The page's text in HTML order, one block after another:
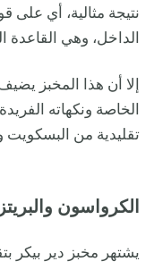
نتيجة مثالية، أي
الداخل، وهي القاعدة
إلا أن هذا المخبز
الخاصة ونكهاته
تقليدية من البسكويت
الكرواسون
يشتهر مخبز دير بيكر